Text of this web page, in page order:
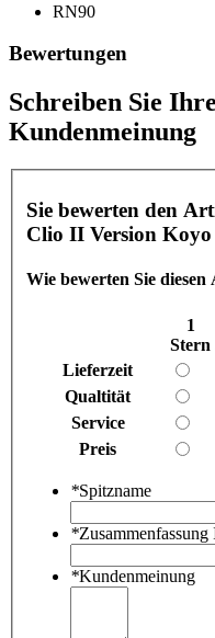
RN90
Bewertungen
Schreiben Sie
Kundenmeinung
Sie bewerten den
Clio II Version
Wie bewerten Sie diesen
1
Stern
Lieferzeit
Qualtität
Service
Preis
*Spitzname
*
*Kundenmeinung